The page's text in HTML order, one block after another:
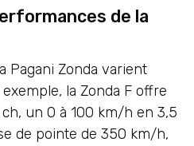
de la
Pagani Zonda varient
la Zonda F offre
un 0 à 100 km/h en 3,5
de pointe de 350 km/h,